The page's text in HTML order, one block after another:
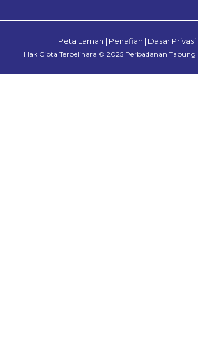
Peta Laman | Penafian | Dasar
Hak Cipta Terpelihara © 2025 Perbadanan Tabung